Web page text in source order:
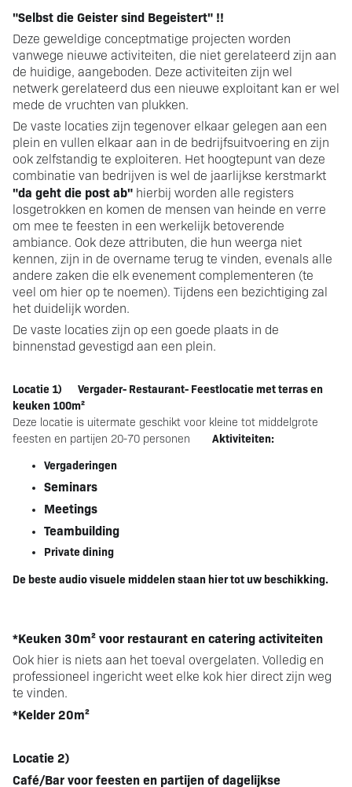
"Selbst die Geister sind Begeistert" !!
Deze geweldige conceptmatige projecten worden
vanwege nieuwe activiteiten, die niet gerelateerd zijn aan
de huidige, aangeboden. Deze activiteiten zijn wel
netwerk gerelateerd dus een nieuwe exploitant kan er wel
mede de vruchten van plukken.
De vaste locaties zijn tegenover elkaar gelegen aan een
plein en vullen elkaar aan in de bedrijfsuitvoering en zijn
ook zelfstandig te exploiteren. Het hoogtepunt van deze
combinatie van bedrijven is wel de jaarlijkse kerstmarkt
"da geht die post ab" hierbij worden alle registers
losgetrokken en komen de mensen van heinde en verre
om mee te feesten in een werkelijk betoverende
ambiance. Ook deze attributen, die hun weerga niet
kennen, zijn in de overname terug te vinden, evenals alle
andere zaken die elk evenement complementeren (te
veel om hier op te noemen). Tijdens een bezichtiging zal
het duidelijk worden.
De vaste locaties zijn op een goede plaats in de
binnenstad gevestigd aan een plein.
Locatie 1)
Vergader- Restaurant- Feestlocatie met terras en
keuken 100m²
Deze locatie is uitermate geschikt voor kleine tot middelgrote
feesten en partijen 20-70 personen
Aktiviteiten:
Vergaderingen
Seminars
Meetings
Teambuilding
Private dining
De beste audio visuele middelen staan hier tot uw beschikking.
*Keuken 30m²voor restaurant en catering activiteiten
Ook hier is niets aan het toeval overgelaten. Volledig en
professioneel ingericht weet elke kok hier direct zijn weg
te vinden.
*Kelder 20m²
Locatie 2)
Café/Bar voor feesten en partijen of dagelijkse